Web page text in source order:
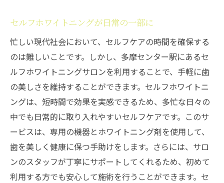
セルフホワイトニングが日常の一部に
忙しい現代社会において、セルフケアの時間を確保する
のは難しいことです。しかし、多摩センター駅にあるセ
ルフホワイトニングサロンを利用することで、手軽に歯
の美しさを維持することができます。セルフホワイトニ
ングは、短時間で効果を実感できるため、多忙な日々の
中でも日常的に取り入れやすいセルフケアです。このサ
ービスは、専用の機器とホワイトニング剤を使用して、
歯を美しく健康に保つ手助けをします。さらには、サロ
ンのスタッフが丁寧にサポートしてくれるため、初めて
利用する方でも安心して施術を行うことができます。セ